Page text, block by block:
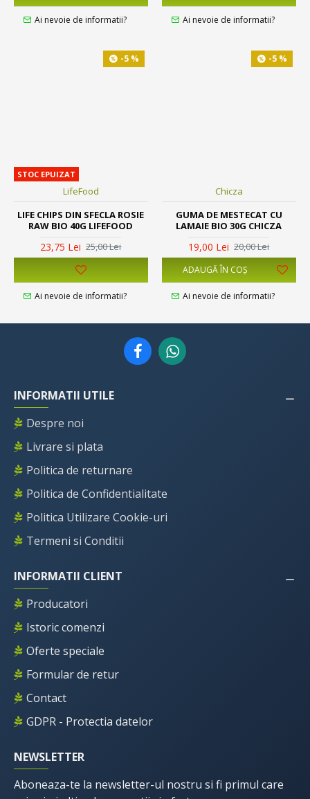
Ai nevoie de informatii? Ai nevoie de informatii?
-5 %
STOC EPUIZAT
LifeFood
LIFE CHIPS DIN SFECLA ROSIE
RAW BIO 40G LIFEFOOD
23,75 Lei 25,00 Lei
Ai nevoie de informatii?
-5 %
Chicza
GUMA DE MESTECAT CU
LAMAIE BIO 30G CHICZA
19,00 Lei 20,00 Lei
ADAUGĂ ÎN COŞ
Ai nevoie de informatii?
INFORMATII UTILE
Despre noi
Livrare si plata
Politica de returnare
Politica de Confidentialitate
Politica Utilizare Cookie-uri
Termeni si Conditii
INFORMATII CLIENT
Producatori
Istoric comenzi
Oferte speciale
Formular de retur
Contact
GDPR - Protectia datelor
NEWSLETTER
Aboneaza-te la newsletter-ul nostru si fi primul care